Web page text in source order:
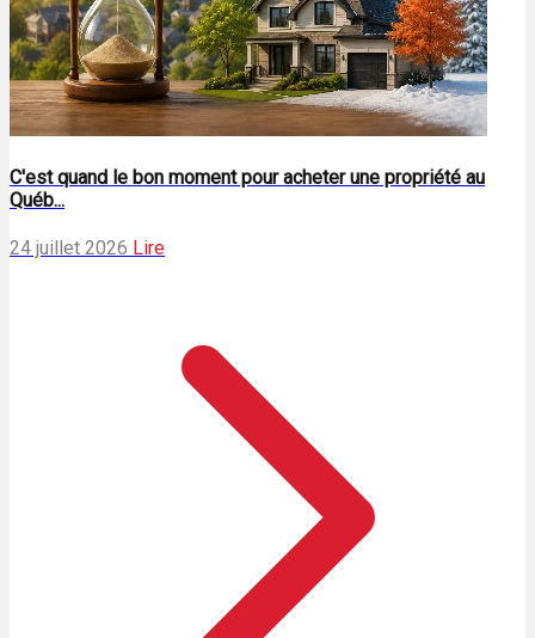
C'est quand le bon moment pour acheter une propriété au
Québ...
24 juillet 2026 Lire